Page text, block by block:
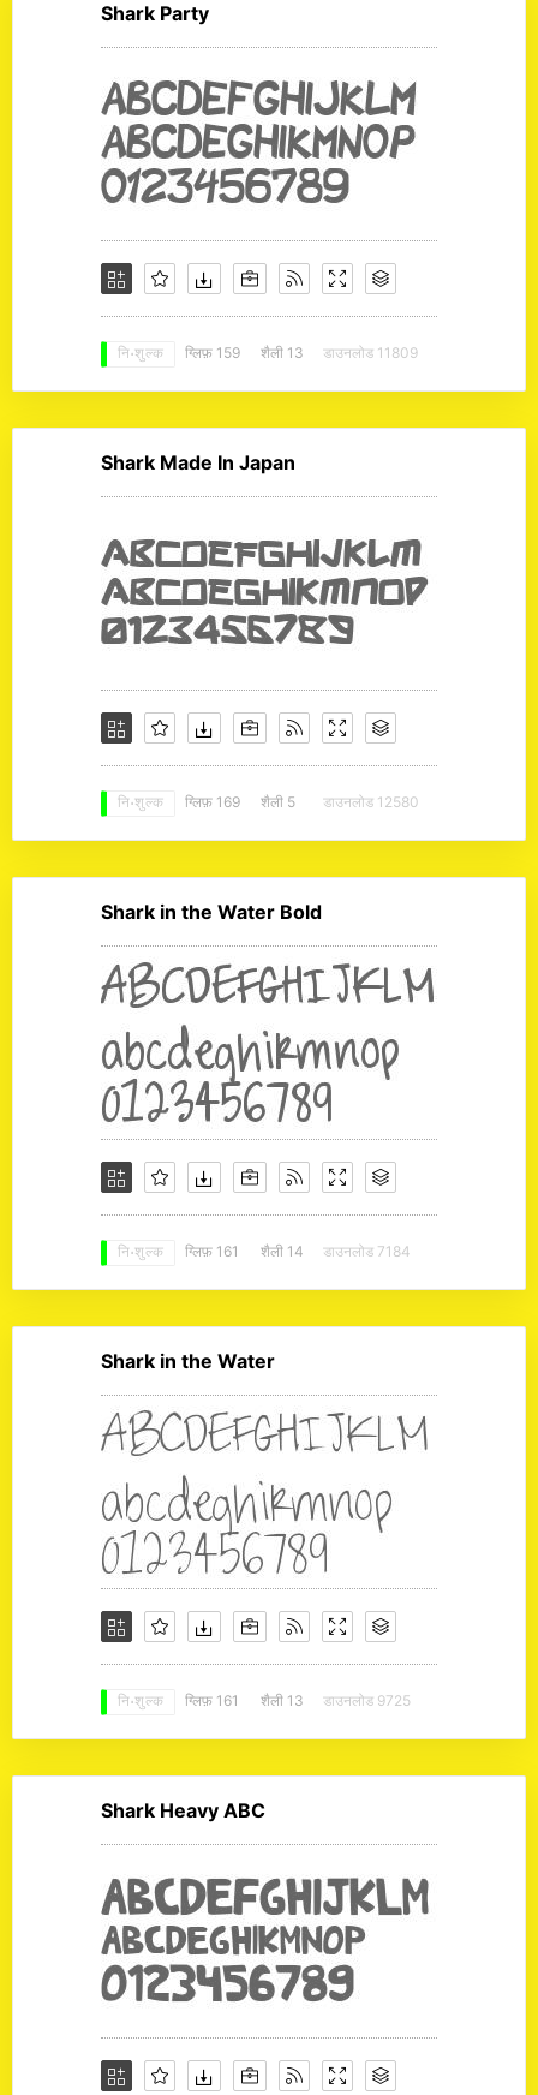
Shark Party
नि: शुल्क ग्लिफ़ 159 शैली 13 डाउनलोड 11809
Shark Made In Japan
नि: शुल्क ग्लिफ़ 169 शैली 5 डाउनलोड 12580
Shark in the Water Bold
नि: शुल्क ग्लिफ़ 161 शैली 14 डाउनलोड 7184
Shark in the Water
नि: शुल्क ग्लिफ़ 161 शैली 13 डाउनलोड 9725
Shark Heavy ABC